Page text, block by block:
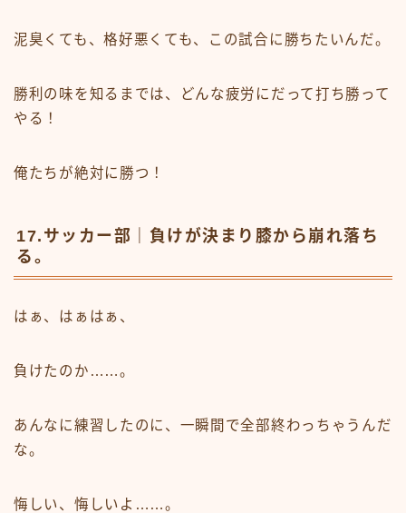
泥臭くても、格好悪くても、この試合に勝ちたいんだ。
勝利の味を知るまでは、どんな疲労にだって打ち勝って
やる！
俺たちが絶対に勝つ！
17.サッカー部｜負けが決まり膝から崩れ落ち
る。
はぁ、はぁはぁ、
負けたのか……。
あんなに練習したのに、一瞬間で全部終わっちゃうんだ
な。
悔しい、悔しいよ……。